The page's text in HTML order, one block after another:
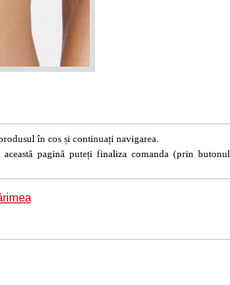
în cos și continuați navigarea.
pagină puteți finaliza comanda (prin butonul